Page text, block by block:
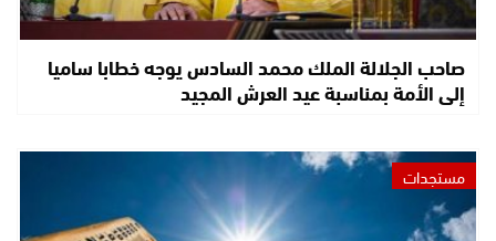
صاحب الجلالة الملك محمد السادس يوجه خطابا ساميا
إلى الأمة بمناسبة عيد العرش المجيد
مستجدات